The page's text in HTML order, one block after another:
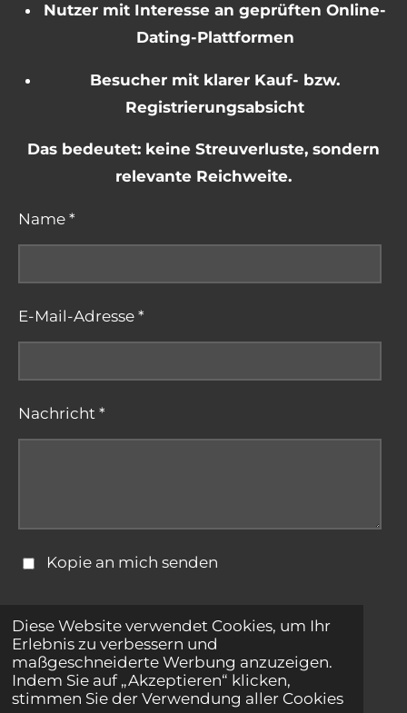
Diese Website verwendet Cookies, um Ihr
Erlebnis zu verbessern und
maßgeschneiderte Werbung anzuzeigen.
Indem Sie auf „Akzeptieren“ klicken,
stimmen Sie der Verwendung aller Cookies
Nutzer mit Interesse an geprüften Online-
Dating-Plattformen
Besucher mit klarer Kauf- bzw.
Registrierungsabsicht
Das bedeutet: keine Streuverluste, sondern
relevante Reichweite.
Name *
E-Mail-Adresse *
Nachricht *
Kopie an mich senden
Formular absenden
© 2025 - 2026 bestepartnersuche.net